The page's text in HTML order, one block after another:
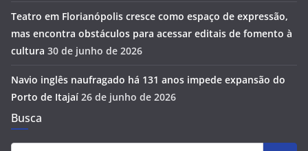
Teatro em Florianópolis cresce como espaço de expressão,
mas encontra obstáculos para acessar editais de fomento à
cultura 30 de junho de 2026
Navio inglês naufragado há 131 anos impede expansão do
Porto de Itajaí 26 de junho de 2026
Busca